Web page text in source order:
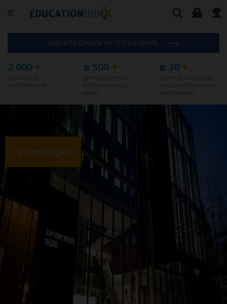
ОЦЕНИТЕ ШАНСЫ НА ПОСТУПЛЕНИЕ
2 000 + в 500 + в 30+
Рекомендуем